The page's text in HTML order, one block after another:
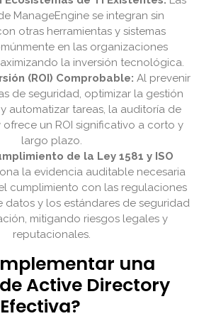
ManageEngine se integran sin
otras herramientas y sistemas
en las organizaciones
la inversión tecnológica.
(ROI) Comprobable: Al prevenir
de seguridad, optimizar la gestión
automatizar tareas, la auditoría de
un ROI significativo a corto y
largo plazo.
de la Ley 1581 y ISO
la evidencia auditable necesaria
cumplimiento con las regulaciones
y los estándares de seguridad
mitigando riesgos legales y
reputacionales.
una
Active Directory
Efectiva?